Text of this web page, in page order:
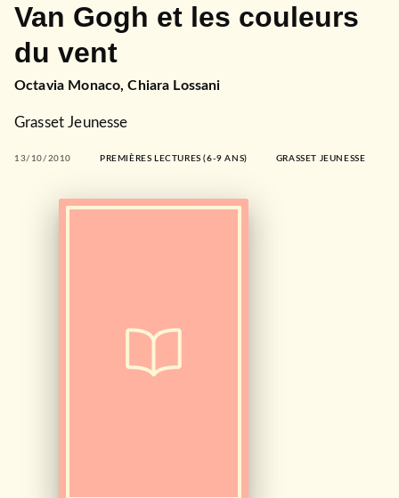
Van Gogh et les couleurs
du vent
Octavia Monaco,Chiara Lossani
Grasset Jeunesse
13/10/2010 PREMIÈRES LECTURES (6-9 ANS) GRASSET JEUNESSE